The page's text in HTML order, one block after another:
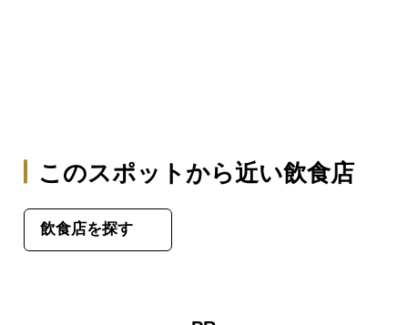
このスポットから近い飲食店
飲食店を探す